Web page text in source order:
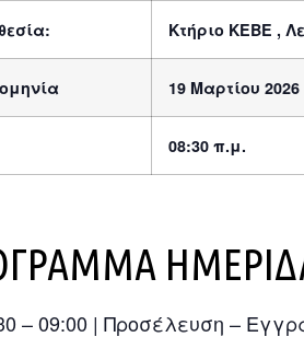
Κτήριο ΚΕΒΕ ,
19 Μαρτίου 2026
08:30 π.μ.
– 09:00 | Προσέλευση –